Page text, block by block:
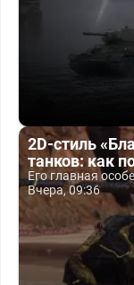
2D-стиль
танков: как
Его главная
Вчера, 09:36